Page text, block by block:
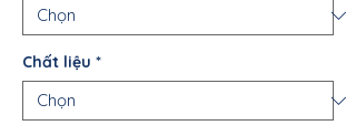
Chất liệu *